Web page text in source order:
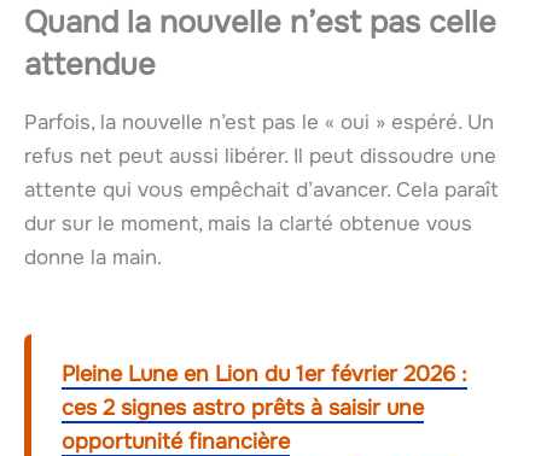
Quand la nouvelle n’est pas celle
attendue
Parfois, la nouvelle n’est pas le « oui » espéré. Un
refus net peut aussi libérer. Il peut dissoudre une
attente qui vous empêchait d’avancer. Cela paraît
dur sur le moment, mais la clarté obtenue vous
donne la main.
Pleine Lune en Lion du 1er février 2026 :
ces 2 signes astro prêts à saisir une
opportunité financière